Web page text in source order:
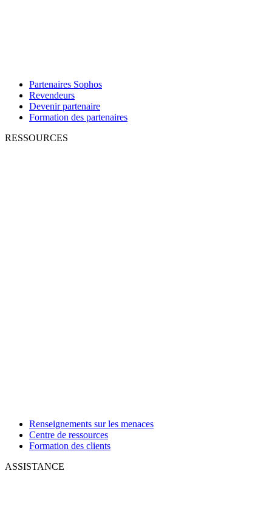
Partenaires Sophos
Revendeurs
Devenir partenaire
Formation des partenaires
RESSOURCES
Renseignements sur les menaces
Centre de ressources
Formation des clients
ASSISTANCE